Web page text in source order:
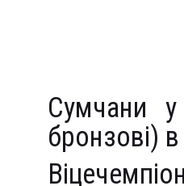
Сумчани
бронзові)